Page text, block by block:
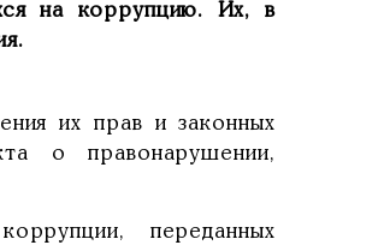
на коррупцию. Их, в
их прав и законных
о правонарушении,
переданных